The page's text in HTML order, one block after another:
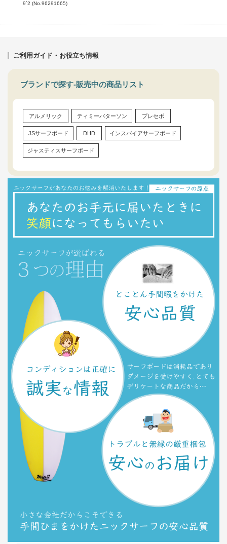
9`2 (No.96291665)
ご利用ガイド・お役立ち情報
ブランドで探す-販売中の商品リスト
アルメリック ティミーパターソン プレセボ
JSサーフボード DHD インスパイアサーフボード
ジャスティスサーフボード